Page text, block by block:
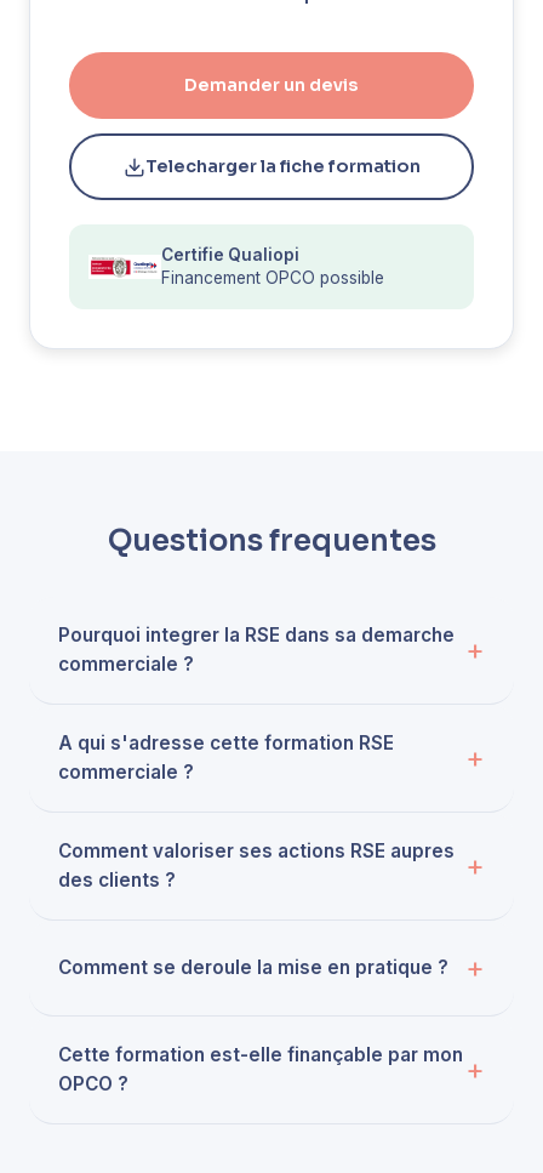
Demander un devis
Telecharger la fiche formation
Certifie Qualiopi
Financement OPCO possible
Questions frequentes
Pourquoi integrer la RSE dans sa demarche
commerciale ?
A qui s'adresse cette formation RSE
commerciale ?
Comment valoriser ses actions RSE aupres
des clients ?
Comment se deroule la mise en pratique ?
Cette formation est-elle finançable par mon
OPCO ?